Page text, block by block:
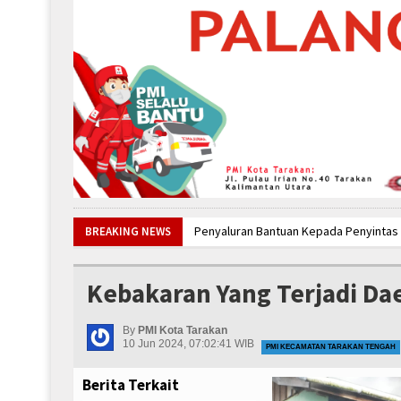
BREAKING NEWS Penyaluran Bantuan Kepada
Kebakaran Yang Terjadi PT. Dachan
Kebakaran Yang Terjadi
By PMI Kota Tarakan
10 Jun 2024, 07:02:41 WIB
PMI KECAMATAN TARAKAN TENGAH
Berita Terkait